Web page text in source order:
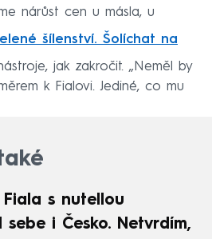
nárůst cen u másla, u
šílenství. Šolíchat na
jak zakročit. „Neměl by
k Fialovi. Jediné, co mu
Fiala s nutellou
sebe i Česko. Netvrdím,